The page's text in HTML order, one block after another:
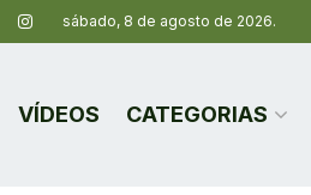
sábado, 8 de agosto de 2026.
VÍDEOS CATEGORIAS